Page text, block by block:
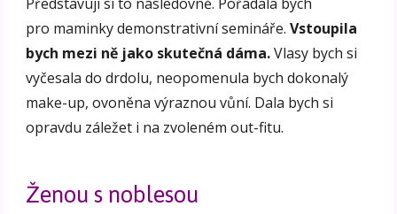
pro maminky demonstrativní semináře.Vstoupila
bych mezi ně jako skutečná dáma.Vlasy bych si
vyčesala do drdolu, neopomenula bych dokonalý
make-up, ovoněna výraznou vůní. Dala bych si
opravdu záležet i na zvoleném out-fitu.
Ženou s noblesou